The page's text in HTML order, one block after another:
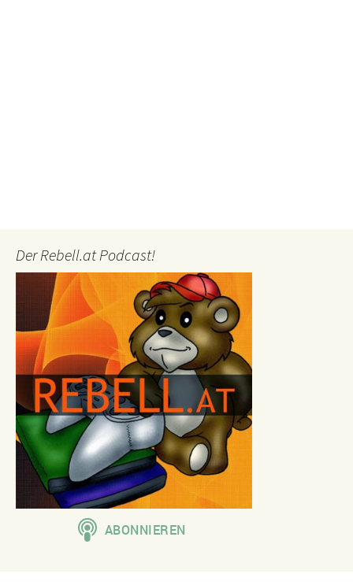
Der Rebell.at Podcast!